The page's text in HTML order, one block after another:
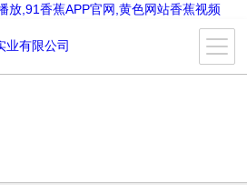
放,91香蕉APP官网,黄色网站香蕉视频